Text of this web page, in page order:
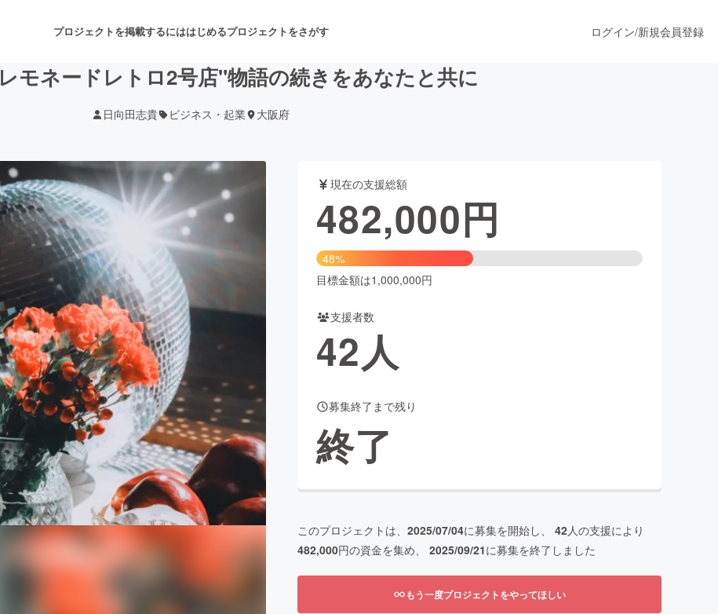
プロジェクトを掲載するにははじめるプロジェクトをさがす
音楽 舞台・パフォーマンス
ゲーム・サービス開発 ファッション
書籍・雑誌出版
チャレンジ ビューティー・ヘルスケア
CAMPFIRE for Social Good
CAMPFIRE Creation
CAMPFIREふるさと納税machi-yaコミュニティ
ログイン/新規会員登録
モネードレトロ2号店"物語の続きをあなたと共に
日向田志貴 ビジネス・起業 大阪府
現在の支援総額
482,000円
48%
目標金額は1,000,000円
支援者数
42人
募集終了まで残り
終了
このプロジェクトは、 2025/07/04に募集を開始し、 42人の支援により
482,000円の資金を集め、 2025/09/21に募集を終了しました
もう一度プロジェクトをやってほしい